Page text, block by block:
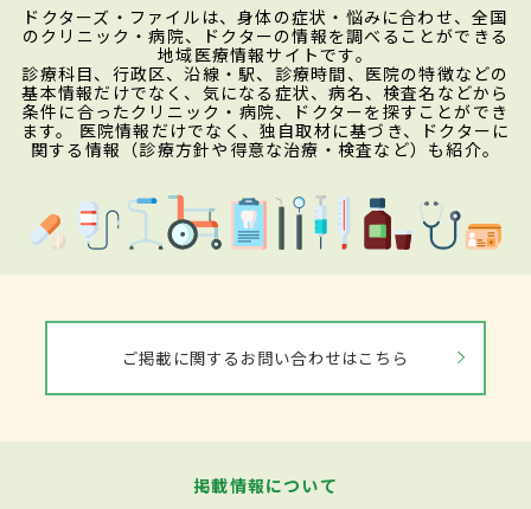
ドクターズ・ファイルは、身体の症状・悩みに合わせ、全国
のクリニック・病院、ドクターの情報を調べることができる
地域医療情報サイトです。
診療科目、行政区、沿線・駅、診療時間、医院の特徴などの
基本情報だけでなく、気になる症状、病名、検査名などから
条件に合ったクリニック・病院、ドクターを探すことができ
ます。 医院情報だけでなく、独自取材に基づき、ドクターに
関する情報（診療方針や得意な治療・検査など）も紹介。
ご掲載に関するお問い合わせはこちら
掲載情報について